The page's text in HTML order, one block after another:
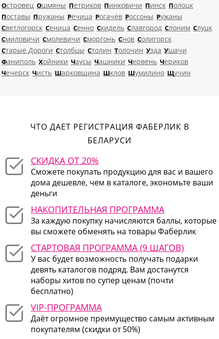
Островец
Ошмяны Петриков Пинковичи Пинск
Полоцк
Поставы
Пружаны Речица Рогачёв Россоны
Ружаны
Светлогорск
Сеница Сенно Скидель Славгород Слоним
Слуцк
Смиловичи
Смолевичи Сморгонь Снов
Солигорск
Старые Дороги
Столбцы Столин Толочин Узда
Ушачи
Фаниполь
Хойники Чаусы Чашники Червень
Чериков
Чечерск
Чисть Шарковщина Шклов Шумилино Щучин
ЧТО ДАЕТ РЕГИСТРАЦИЯ ФАБЕРЛИК В
БЕЛАРУСИ
СКИДКА ОТ 20%
Сможете покупать продукцию для вас и вашего
дома дешевле, чем в каталоге, экономьте ваши
деньги
НАКОПИТЕЛЬНАЯ ПРОГРАММА
За каждую покупку начисляются баллы, которые
вы сможете обменять на товары Фаберлик
СТАРТОВАЯ ПРОГРАММА (9 ШАГОВ)
У вас будет возможность получать подарки
девять каталогов подряд. Вам достанутся
наборы хитов по супер ценам (почти
бесплатно)
VIP-ПРОГРАММА
Даёт огромное преимущество самым активным
покупателям (скидки от 50%)